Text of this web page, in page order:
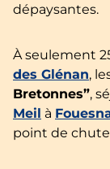
dépaysantes.
À seulement
des Glénan,
Bretonnes”,
Meil à
point de